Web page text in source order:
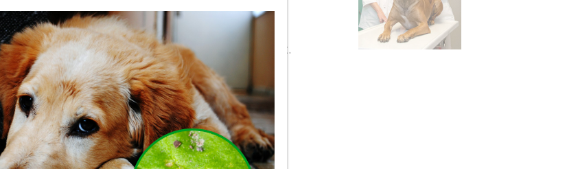
Franziska Biesold und Kimberley Funke,
Ihnen für Ihre Fragen gern zur Verfügung.
wird das Team durch Josephine Bacher verstärkt.